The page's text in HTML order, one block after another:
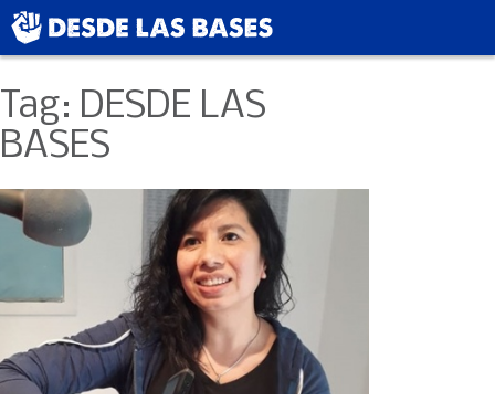
Tag: DESDE LAS
BASES